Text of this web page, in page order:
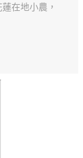
在地小農，